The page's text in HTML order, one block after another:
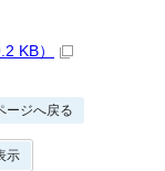
KB）
ージへ戻る
示